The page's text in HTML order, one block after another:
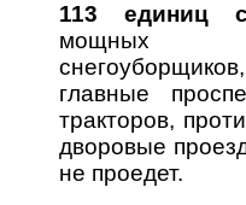
113 единиц
мощных
главные
тракторов,
дворовые
не проедет.